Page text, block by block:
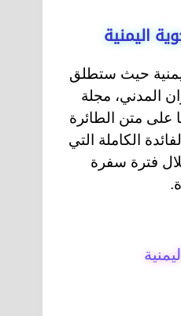
اليمنية
حيث ستطلق
المدني، مجلة
على متن الطائرة
الكاملة التي
فترة سفرة